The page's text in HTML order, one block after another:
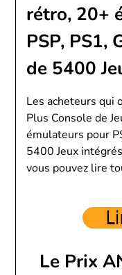
rétro, 20+
PSP, PS1,
de 5400
Les acheteurs qui
Plus Console de
émulateurs pour
5400 Jeux
vous pouvez lire
Le Prix